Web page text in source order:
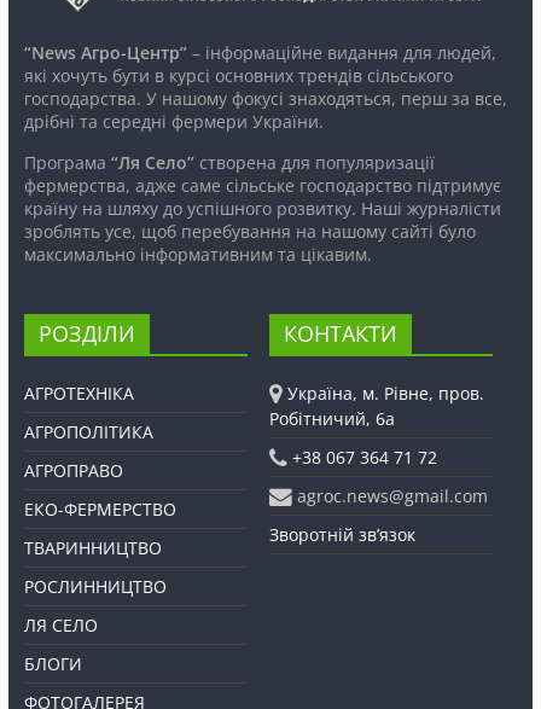
“News Агро-Центр”– інформаційне видання для людей,
які хочуть бути в курсі основних трендів сільського
господарства. У нашому фокусі знаходяться, перш за все,
дрібні та середні фермери України.
Програма “Ля Село”створена для популяризації
фермерства, адже саме сільське господарство підтримує
країну на шляху до успішного розвитку. Наші журналісти
зроблять усе, щоб перебування на нашому сайті було
максимально інформативним та цікавим.
РОЗДІЛИ
АГРОТЕХНІКА
АГРОПОЛІТИКА
АГРОПРАВО
ЕКО-ФЕРМЕРСТВО
ТВАРИННИЦТВО
РОСЛИННИЦТВО
ЛЯ СЕЛО
БЛОГИ
ФОТОГАЛЕРЕЯ
КОНТАКТИ
Україна, м. Рівне, пров.
Робітничий, 6а
+38 067 364 71 72
agroc.news@gmail.com
Зворотній зв’язок